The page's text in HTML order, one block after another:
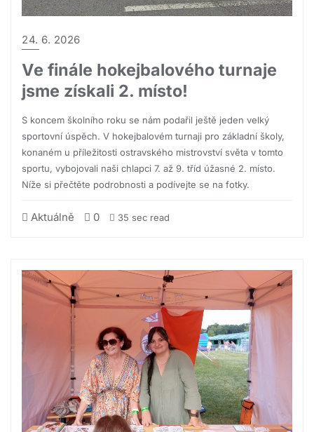
24. 6. 2026
Ve finále hokejbalového turnaje
jsme získali 2. místo!
S koncem školního roku se nám podařil ještě jeden velký
sportovní úspěch. V hokejbalovém turnaji pro základní školy,
konaném u příležitosti ostravského mistrovství světa v tomto
sportu, vybojovali naši chlapci 7. až 9. tříd úžasné 2. místo.
Níže si přečtěte podrobnosti a podívejte se na fotky.
Aktuálně 0 35 sec read